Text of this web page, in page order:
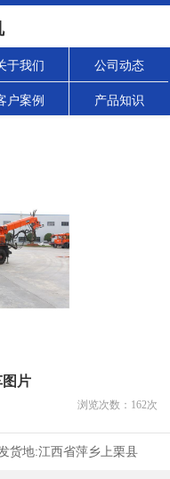
于我们 公司动态
户案例 产品知识
图片
浏览次数： 162次
货地:江西省萍乡上栗县